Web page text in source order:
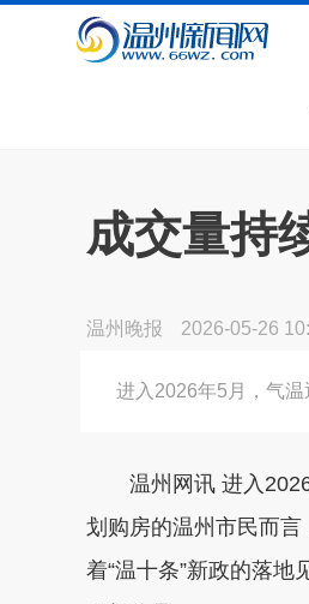
成交量持
温州晚报 2026-05-26
进入2026年5月，气温
温州网讯 进入2026
划购房的温州市民而言
着“温十条”新政的落